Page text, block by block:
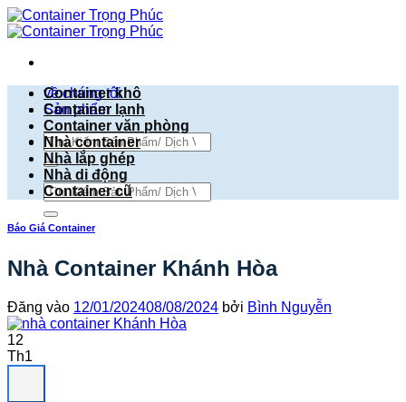
Bỏ
qua
dung
về chúng tôi
Sản phẩm
Tìm
kiếm:
Tìm
kiếm:
Container khô
Container lạnh
Container văn phòng
Nhà container
Nhà lắp ghép
Nhà di động
Container cũ
Báo Giá Container
Nhà Container Khánh Hòa
Đăng vào 12/01/202408/08/2024 bởi Bình Nguyễn
12
Th1